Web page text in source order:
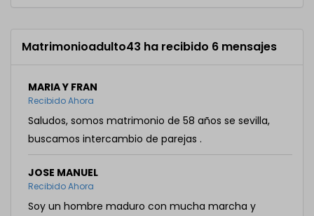
Matrimonioadulto43 ha recibido 6 mensajes
MARIA Y FRAN
Recibido Ahora
Saludos, somos matrimonio de 58 años se sevilla,
buscamos intercambio de parejas .
JOSE MANUEL
Recibido Ahora
Soy un hombre maduro con mucha marcha y